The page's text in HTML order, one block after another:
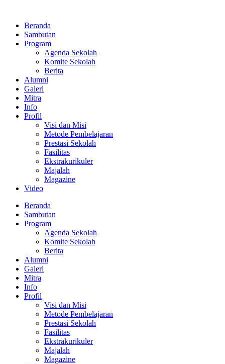
kontenBeranda
Sambutan
Program
Agenda Sekolah
Komite Sekolah
Berita
Alumni
Galeri
Mitra
Info
Profil
Visi dan Misi
Metode Pembelajaran
Prestasi Sekolah
Fasilitas
Ekstrakurikuler
Majalah
Magazine
Video
Beranda
Sambutan
Program
Agenda Sekolah
Komite Sekolah
Berita
Alumni
Galeri
Mitra
Info
Profil
Visi dan Misi
Metode Pembelajaran
Prestasi Sekolah
Fasilitas
Ekstrakurikuler
Majalah
Magazine